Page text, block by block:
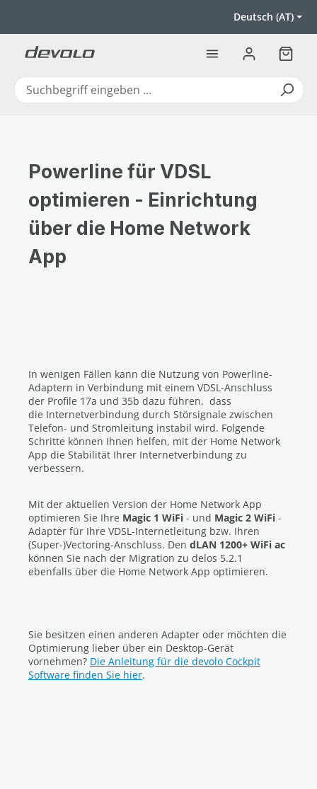
Deutsch (AT)
Powerline für VDSL
optimieren - Einrichtung
über die Home Network
App
In wenigen Fällen kann die Nutzung von Powerline-
Adaptern in Verbindung mit einem VDSL-Anschluss
der Profile 17a und 35b dazu führen, dass
die Internetverbindung durch Störsignale zwischen
Telefon- und Stromleitung instabil wird. Folgende
Schritte können Ihnen helfen, mit der Home Network
App die Stabilität Ihrer Internetverbindung zu
verbessern.
Mit der aktuellen Version der Home Network App
optimieren Sie Ihre Magic 1 WiFi - und Magic 2 WiFi -
Adapter für Ihre VDSL-Internetleitung bzw. Ihren
(Super-)Vectoring-Anschluss. Den dLAN 1200+ WiFi ac
können Sie nach der Migration zu delos 5.2.1
ebenfalls über die Home Network App optimieren.
Sie besitzen einen anderen Adapter oder möchten die
Optimierung lieber über ein Desktop-Gerät
vornehmen? Die Anleitung für die devolo Cockpit
Software finden Sie hier.